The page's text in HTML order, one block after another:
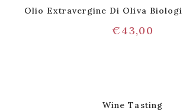
Olio Extravergine Di Oliva
€43,00
Wine Tasting